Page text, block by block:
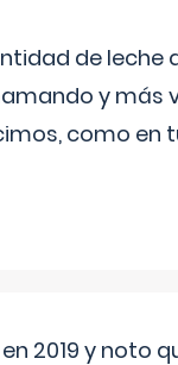
de
y más
como en
2019 y noto